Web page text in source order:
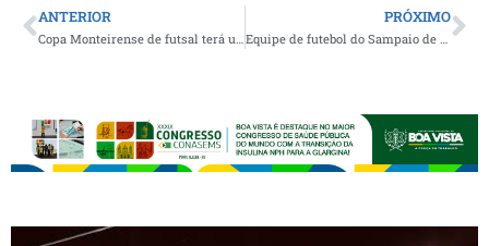
ANTERIOR
Copa Monteirense de futsal terá ultima rodada da 1ª fase sendo disputada a partir desta quarta-feira
PRÓXIMO
Equipe de futebol do Sampaio de Boa Vista lança mais novo manto destinado a sua fiel torcida